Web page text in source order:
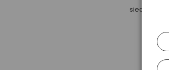
siedzibą w